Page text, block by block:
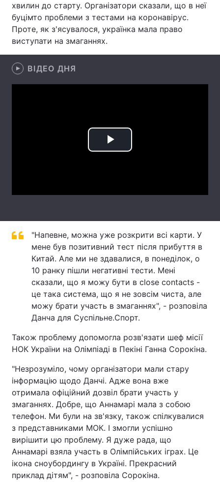
Цікавинки Погода
Екологія Регіони
Лонгріди
Відео з Youtube Статті
Вакансії
Тема оформлення
хвилин до старту. Організатори сказали, що в неї
буцімто проблеми з тестами на коронавірус.
Проте, як з'ясувалося, українка мала право
виступати на змаганнях.
ВІДЕО ДНЯ
Play
"Напевне, можна уже розкрити всі карти. У
мене був позитивний тест після прибуття в
Китай. Але ми не здавалися, в понеділок, о
10 ранку пішли негативні тести. Мені
сказали, що я можу бути в close contacts -
це така система, що я не зовсім чиста, але
можу брати участь в змаганнях", - розповіла
Данча для Суспільне.Спорт.
Також проблему допомогла розв'язати шеф місії
НОК України на Олімпіаді в Пекіні Ганна Сорокіна.
"Незрозуміло, чому організатори мали стару
інформацію щодо Данчі. Адже вона вже
отримала офіційний дозвіл брати участь у
змаганнях. Добре, що Аннамарі мала з собою
телефон. Ми були на зв'язку, також спілкувалися
з представниками МОК. І змогли успішно
вирішити цю проблему. Я дуже рада, що
Аннамарі взяла участь в Олімпійських іграх. Це
ікона сноубордингу в Україні. Прекрасний
приклад дітям", - розповіла Сорокіна.